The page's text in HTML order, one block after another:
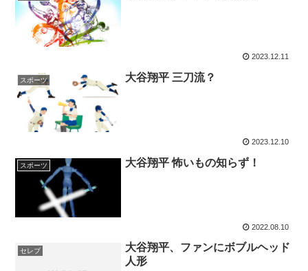
2023.12.11
スポーツ 大谷翔平 三刀流？
2023.12.10
スポーツ 大谷翔平 怖いもの知らず！
2022.08.10
セレブ
大谷翔平、ファンにボブルヘッド
人形